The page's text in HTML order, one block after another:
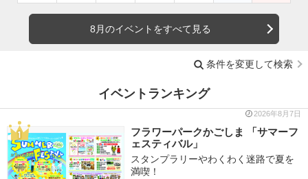
8月のイベントをすべて見る
条件を変更して検索
イベントランキング
2026年8月7日
フラワーパークかごしま 「サマーフ
ェスティバル」
スタンプラリーやわくわく迷路で夏を
満喫！